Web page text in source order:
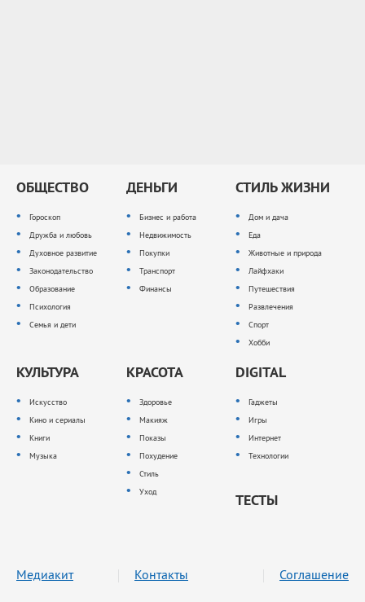
ОБЩЕСТВО
Гороскоп
Дружба и любовь
Духовное развитие
Законодательство
Образование
Психология
Семья и дети
ДЕНЬГИ
Бизнес и работа
Недвижимость
Покупки
Транспорт
Финансы
СТИЛЬ ЖИЗНИ
Дом и дача
Еда
Животные и природа
Лайфхаки
Путешествия
Развлечения
Спорт
Хобби
КУЛЬТУРА
Искусство
Кино и сериалы
Книги
Музыка
КРАСОТА
Здоровье
Макияж
Показы
Похудение
Стиль
Уход
DIGITAL
Гаджеты
Игры
Интернет
Технологии
ТЕСТЫ
Медиакит Контакты Соглашение